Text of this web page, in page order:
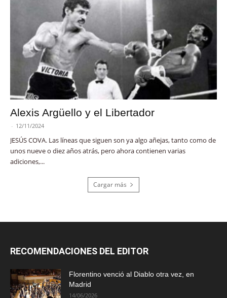
Alexis Argüello y el Libertador
- 12/11/2024
JESÚS COVA. Las líneas que siguen son ya algo añejas, tanto como de
unos nueve o diez años atrás, pero ahora contienen varias
adiciones,...
Cargar más
RECOMENDACIONES DEL EDITOR
Florentino venció al Diablo otra vez, en
Madrid
14/06/2026